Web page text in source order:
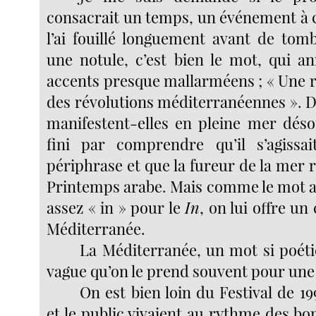
consacrait un temps, un événement à
l’ai fouillé longuement avant de
une notule, c’est bien le mot, qui
accents presque mallarméens ; «
des révolutions méditerranéennes ».
manifestent-elles en pleine mer
fini par comprendre qu’il
périphrase et que la fureur de la mer
Printemps arabe. Mais comme le mot
assez « in » pour le In, on lui offre un
Méditerranée.
La Méditerranée, un mot si
vague qu’on le prend souvent pour
On est bien loin du Festival de